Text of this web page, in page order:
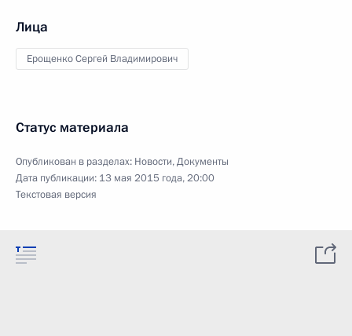
Лица
Ерощенко Сергей Владимирович
Статус материала
Опубликован в разделах: Новости,Документы
Дата публикации: 13 мая 2015 года, 20:00
Текстовая версия